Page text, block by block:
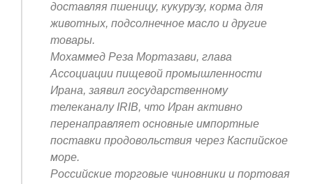
доставляя пшеницу, кукурузу, корма для
животных, подсолнечное масло и другие
товары.
Мохаммед Реза Мортазави, глава
Ассоциации пищевой промышленности
Ирана, заявил государственному
телеканалу IRIB, что Иран активно
перенаправляет основные импортные
поставки продовольствия через Каспийское
море.
Российские торговые чиновники и портовая